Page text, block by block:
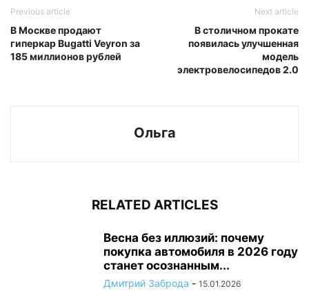
Previous article
В Москве продают
гиперкар Bugatti Veyron за
185 миллионов рублей
Next article
В столичном прокате
появилась улучшенная
модель
электровелосипедов 2.0
Ольга
RELATED ARTICLES
Весна без иллюзий: почему
покупка автомобиля в 2026 году
станет осознанным...
Дмитрий Заброда - 15.01.2026